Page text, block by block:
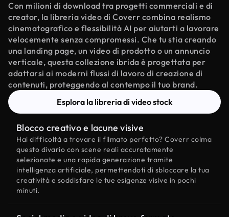
Con milioni di download tra progetti commerciali e di
creator, la libreria video di Coverr combina realismo
cinematografico e flessibilità AI per aiutarti a lavorare
velocemente senza compromessi. Che tu stia creando
una landing page, un video di prodotto o un annuncio
verticale, questa collezione ibrida è progettata per
adattarsi ai moderni flussi di lavoro di creazione di
contenuti, proteggendo al contempo il tuo brand.
Esplora la libreria di video stock
Blocco creativo e lacune visive
Hai difficoltà a trovare il filmato perfetto? Coverr colma
questo divario con scene reali accuratamente
selezionate e una rapida generazione tramite
intelligenza artificiale, permettendoti di sbloccare la tua
creatività e soddisfare le tue esigenze visive in pochi
minuti.